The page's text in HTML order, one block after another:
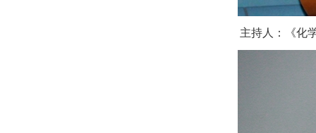
主持人：《化